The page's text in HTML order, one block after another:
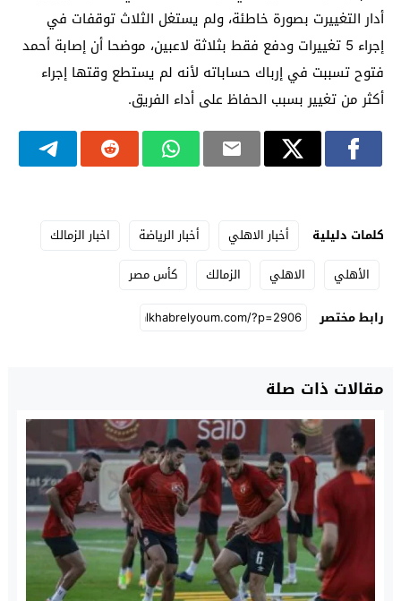
أدار التغييرت بصورة خاطئة، ولم يستغل الثلاث توقفات في
إجراء 5 تغييرات ودفع فقط بثلاثة لاعبين، موضحا أن إصابة أحمد
فتوح تسببت في إرباك حساباته لأنه لم يستطع وقتها إجراء
أكثر من تغيير بسبب الحفاظ على أداء الفريق.
كلمات دليلية أخبار الاهلي أخبار الرياضة
اخبار الزمالك
الأهلي
الاهلي الزمالك
كأس مصر
رابط مختصر
مقالات ذات صلة